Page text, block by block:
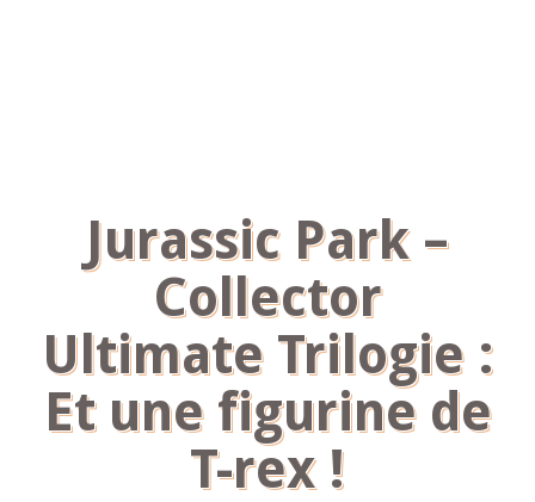
Jurassic Park –
Collector
Ultimate Trilogie :
Et une figurine de
T-rex !